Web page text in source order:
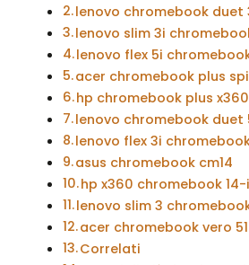
lenovo chromebook duet
lenovo slim 3i
lenovo flex 5i
acer chromebook plus
hp chromebook plus
lenovo chromebook duet
lenovo flex 3i
asus chromebook cm14
hp x360 chromebook
lenovo slim 3
acer chromebook vero
Correlati